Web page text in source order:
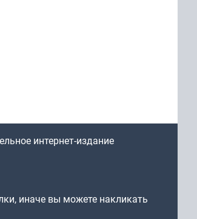
интернет-издание
иначе вы можете накликать